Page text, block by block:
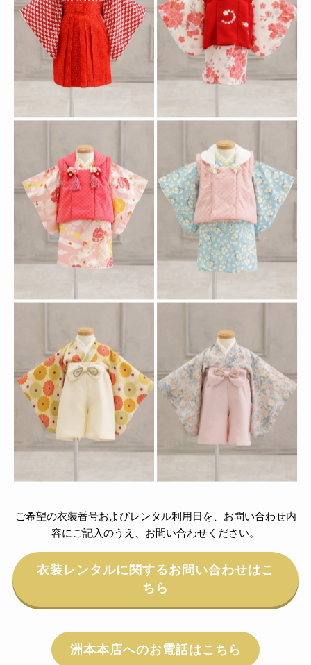
ご希望の衣装番号およびレンタル利用日を、お問い合わせ内
容にご記入のうえ、お問い合わせください。
衣装レンタルに関するお問い合わせはこ
ちら
洲本本店へのお電話はこちら